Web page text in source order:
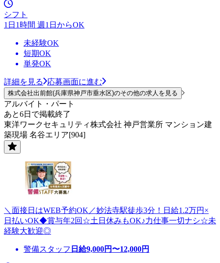
シフト
1日1時間 週1日からOK
未経験OK
短期OK
単発OK
詳細を見る 応募画面に進む
株式会社出前館(兵庫県神戸市垂水区)のその他の求人を見る
アルバイト・パート
あと6日で掲載終了
東洋ワークセキュリティ株式会社 神戸営業所 マンション建
築現場 名谷エリア[904]
＼面接日はWEB予約OK／妙法寺駅徒歩3分！日給1.2万円×
日払いOK◆賞与年2回☆土日休みもOK♪力仕事一切ナシ☆未
経験大歓迎◎
警備スタッフ 日給9,000円〜12,000円